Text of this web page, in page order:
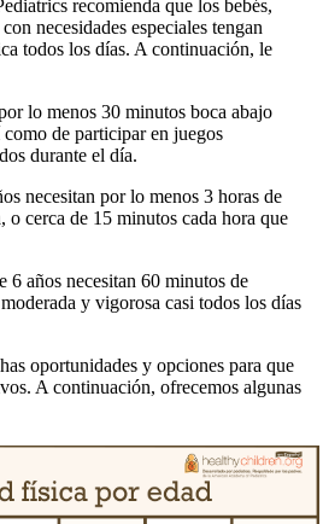
recomienda que los bebés,
necesidades especiales tengan
todos los días. A continuación, le
lo menos 30 minutos boca abajo
de participar en juegos
durante el día.
necesitan por lo menos 3 horas de
o cerca de 15 minutos cada hora que
6 años necesitan 60 minutos de
y vigorosa casi todos los días
oportunidades y opciones para que
A continuación, ofrecemos algunas